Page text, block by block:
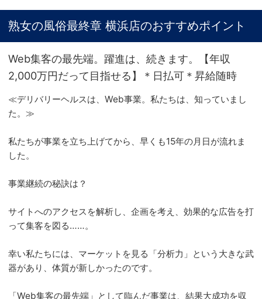
熟女の風俗最終章 横浜店のおすすめポイント
Web集客の最先端。躍進は、続きます。【年収
2,000万円だって目指せる】＊日払可＊昇給随時
≪デリバリーヘルスは、Web事業。私たちは、知っていまし
た。≫
私たちが事業を立ち上げてから、早くも15年の月日が流れま
した。
事業継続の秘訣は？
サイトへのアクセスを解析し、企画を考え、効果的な広告を打
って集客を図る……。
幸い私たちには、マーケットを見る「分析力」という大きな武
器があり、体質が新しかったのです。
「Web集客の最先端」として臨んだ事業は、結果大成功を収